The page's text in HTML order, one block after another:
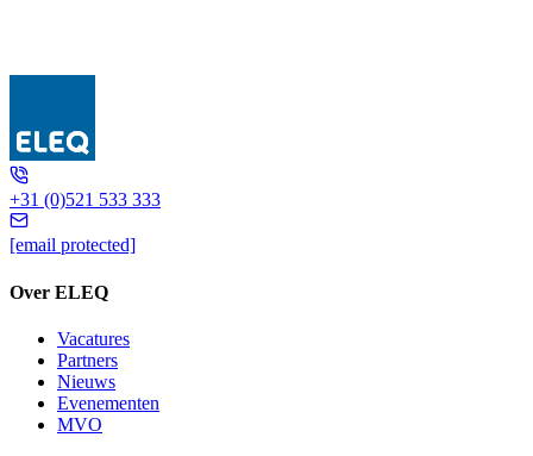
DGIV..-E
+31 (0)521 533 333
[email protected]
Over ELEQ
Vacatures
Partners
Nieuws
Evenementen
MVO